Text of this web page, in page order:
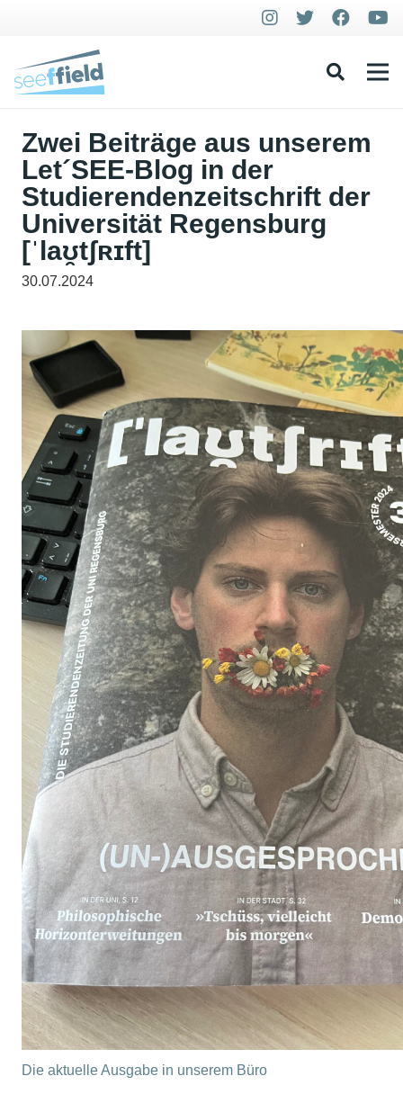
Zwei Beiträge aus unserem
Let´SEE-Blog in der
Studierendenzeitschrift der
Universität Regensburg
[ˈlaʊ̯tʃʀɪft]
30.07.2024
Die aktuelle Ausgabe in unserem Büro